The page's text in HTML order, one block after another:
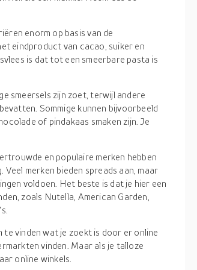
enorm op basis van de
eindproduct van cacao, suiker en
is dat tot een smeerbare pasta is
smeersels zijn zoet, terwijl andere
Sommige kunnen bijvoorbeeld
of pindakaas smaken zijn. Je
en populaire merken hebben
merken bieden spreads aan, maar
voldoen. Het beste is dat je hier een
zoals Nutella, American Garden,
te vinden wat je zoekt is door er online
vinden. Maar als je talloze
online winkels.